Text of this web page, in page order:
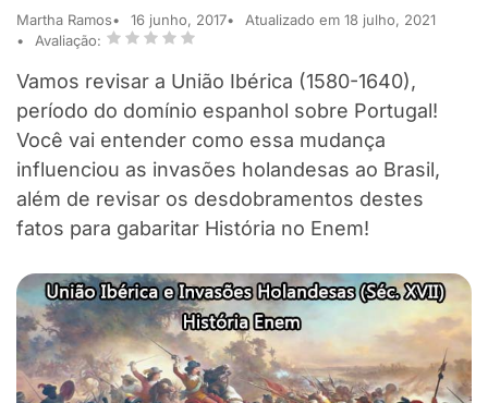
Martha Ramos 16 junho, 2017
Atualizado em 18 julho, 2021
Avaliação:
Vamos revisar a União Ibérica (1580-1640),
período do domínio espanhol sobre Portugal!
Você vai entender como essa mudança
influenciou as invasões holandesas ao Brasil,
além de revisar os desdobramentos destes
fatos para gabaritar História no Enem!